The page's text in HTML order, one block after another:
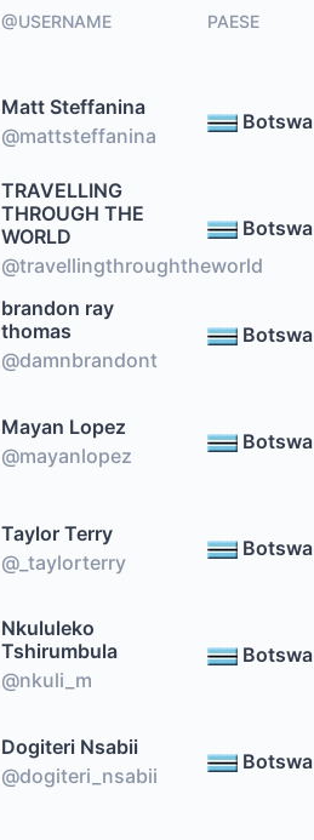
@USERNAME PAESE
Matt Steffanina
@mattsteffanina
TRAVELLING
THROUGH THE
WORLD
@travellingthroughtheworld
brandon ray
thomas
@damnbrandont
Mayan Lopez
@mayanlopez
Taylor Terry
@_taylorterry
Nkululeko
Tshirumbula
@nkuli_m
Dogiteri Nsabii
@dogiteri_nsabii